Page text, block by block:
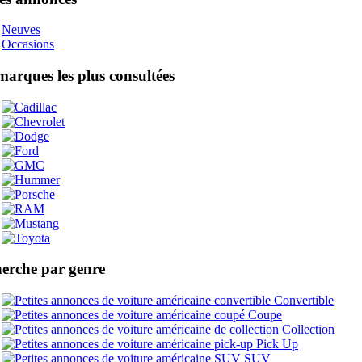
Neuves
Occasions
les plus consultées
par genre
Convertible
Coupe
Collection
Pick Up
SUV